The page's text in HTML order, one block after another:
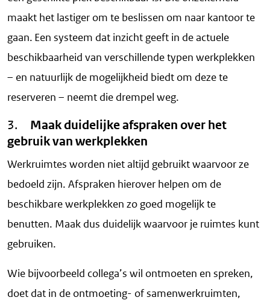
maakt het lastiger om te beslissen om naar kantoor te
gaan. Een systeem dat inzicht geeft in de actuele
beschikbaarheid van verschillende typen werkplekken
– en natuurlijk de mogelijkheid biedt om deze te
reserveren – neemt die drempel weg.
3. Maak duidelijke afspraken over het
gebruik van werkplekken
Werkruimtes worden niet altijd gebruikt waarvoor ze
bedoeld zijn. Afspraken hierover helpen om de
beschikbare werkplekken zo goed mogelijk te
benutten. Maak dus duidelijk waarvoor je ruimtes kunt
gebruiken.
Wie bijvoorbeeld collega’s wil ontmoeten en spreken,
doet dat in de ontmoeting- of samenwerkruimten,